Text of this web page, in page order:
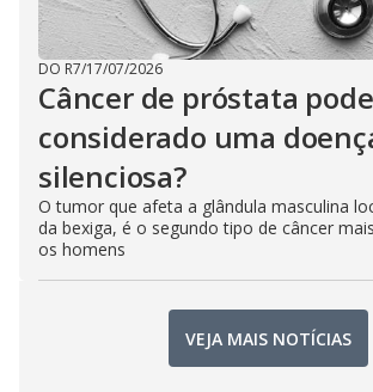
DO R7/17/07/2026
Câncer de próstata
considerado uma
silenciosa?
O tumor que afeta a glândula masculina
da bexiga, é o segundo tipo de câncer
os homens
VEJA MAIS NOTÍCIAS